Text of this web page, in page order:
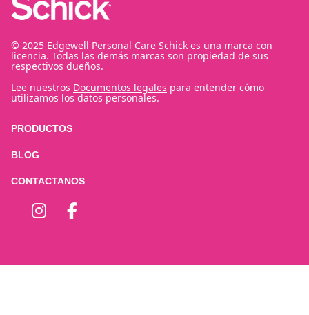
© 2025 Edgewell Personal Care Schick es una marca con
licencia. Todas las demás marcas son propiedad de sus
respectivos dueños.
Lee nuestros Documentos legales para entender cómo
utilizamos los datos personales.
PRODUCTOS
BLOG
CONTACTANOS